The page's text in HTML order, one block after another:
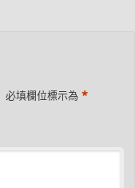
必填欄位標示為*